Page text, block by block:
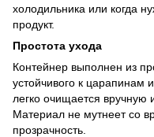
холодильника или когда
продукт.
Простота ухода
Контейнер выполнен из
устойчивого к царапинам
легко очищается
Материал не мутнеет со
прозрачность.